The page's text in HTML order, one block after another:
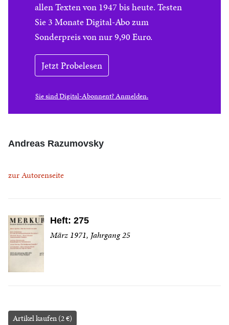
allen Texten von 1947 bis heute. Testen
Sie 3 Monate Digital-Abo zum
Sonderpreis von nur 9,90 Euro.
Jetzt Probelesen
Sie sind Digital-Abonnent? Anmelden.
Andreas Razumovsky
zur Autorenseite
Heft: 275
März 1971, Jahrgang 25
Artikel kaufen (2 €)